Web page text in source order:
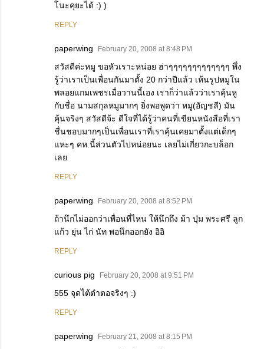
โนะคุยะได้ :) )
REPLY
paperwing February 20, 2008 at 8:48 PM
สวัสดีค่ะหมู ขอหัวเราะหน่อย ฮ่าๆๆๆๆๆๆๆๆๆๆๆๆๆ พึ่ง
รู้ว่าเราเป็นเพื่อนกันมาตั้ง 20 กว่าปีแล้ว เห้นรูปหมูใน
พลอยแกมเพชรเมื่อวานนี้เอง เราก็ว่าแล้วว่าเราคุ้นหู
กับชื่อ นามสกุลหมูมากๆ ยิ่งพอพูดว่า หมู(อัญชลี) มัน
คุ้นจริงๆ สวัสดีจ้ะ ดีใจที่ได้รู้ว่าคนที่เขียนหนังสือที่เรา
ชื่นชอบมากๆเป็นเพื่อนเราที่เราคุ้นเคยมาตั้งแต่เด็กๆ
แหะๆ คห.นี้ส่วนตัวไปหน่อยนะ เลยไม่เกี่ยวกะบล็อก
เลย
REPLY
paperwing February 20, 2008 at 8:52 PM
ถ้านึกไม่ออกว่าเพื่อนที่ไหน ให้นึกถึง ม้า บุ๋ม พระศรี ลูก
แก้ว ยุ่น ไก่ นัท พอนึกออกยัง อิอิ
REPLY
curious pig February 20, 2008 at 9:51 PM
555 จุดไต้ตำตอจริงๆ :)
REPLY
paperwing February 21, 2008 at 8:15 PM